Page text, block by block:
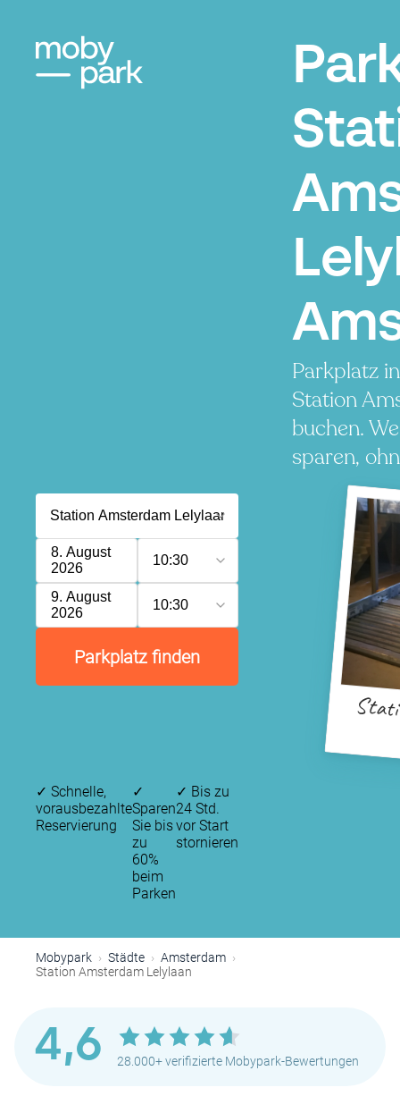
Parkplatz
Station
buchen.
sparen,
8. August
2026
10:30
9. August
2026
10:30
Parkplatz finden
✓ Schnelle,
vorausbezahlte
Reservierung
✓
Sparen
Sie bis
zu
60%
beim
Parken
✓ Bis zu
24 Std.
vor Start
stornieren
Mobypark Städte
Amsterdam
Station Amsterdam Lelylaan
4,6 28.000+ verifizierte Mobypark-Bewertungen